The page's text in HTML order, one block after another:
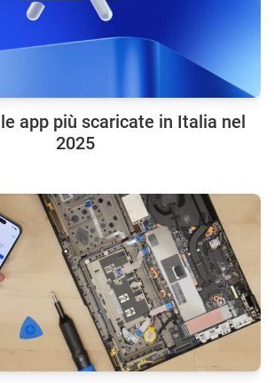
app più scaricate in Italia nel
2025